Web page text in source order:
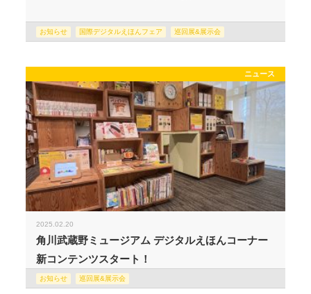
お知らせ 国際デジタルえほんフェア 巡回展&展示会
ニュース
2025.02.20
角川武蔵野ミュージアム デジタルえほんコーナー
新コンテンツスタート！
お知らせ 巡回展&展示会